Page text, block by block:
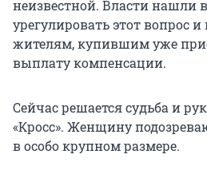
неизвестной. Власти нашли
урегулировать этот вопрос
жителям, купившим уже
выплату компенсации.
Сейчас решается судьба и
«Кросс». Женщину
в особо крупном размере.